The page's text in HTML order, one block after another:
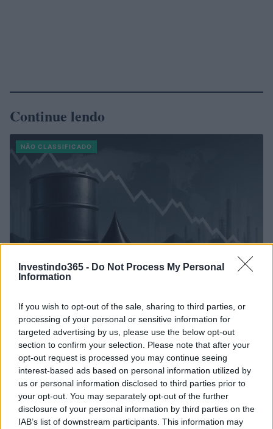
Investindo365 - Do Not Process My Personal
Information
If you wish to opt-out of the sale, sharing to third parties, or
processing of your personal or sensitive information for
targeted advertising by us, please use the below opt-out
section to confirm your selection. Please note that after your
opt-out request is processed you may continue seeing
interest-based ads based on personal information utilized by
us or personal information disclosed to third parties prior to
your opt-out. You may separately opt-out of the further
disclosure of your personal information by third parties on the
IAB’s list of downstream participants. This information may
Continue lendo
NÃO CLASSIFICADO
Brent cai 8,3% e arrasta petróleo e ouro para baixo
Rafael Oliveira · 10 ago 2026
NÃO CLASSIFICADO